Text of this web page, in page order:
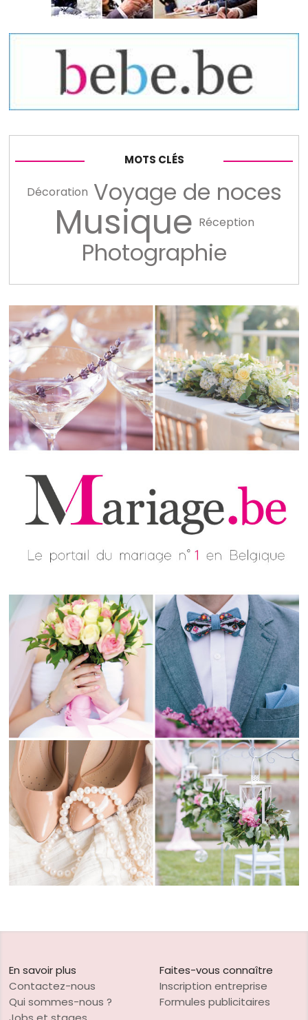
MOTS CLÉS
Décoration Voyage de noces
Musique Réception
Photographie
En savoir plus
Contactez-nous
Qui sommes-nous ?
Faites-vous connaître
Inscription entreprise
Formules publicitaires